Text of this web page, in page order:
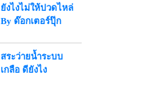
ยังไงไม่ให้ปวดไหล่
By ด๊อกเตอร์ปุ๊ก
สระว่ายน้ำระบบ
เกลือ ดียังไง